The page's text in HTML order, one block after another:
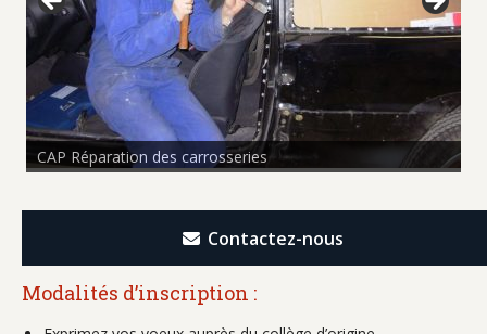
CAP Réparation des carrosseries
Contactez-nous
Modalités d’inscription :